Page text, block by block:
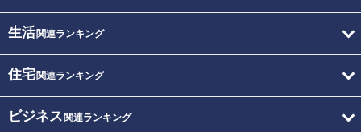
生活関連ランキング
住宅関連ランキング
ビジネス 関連ランキング